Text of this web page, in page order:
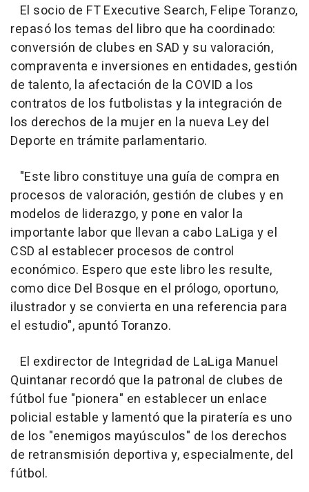
El socio de FT Executive Search, Felipe Toranzo,
repasó los temas del libro que ha coordinado:
conversión de clubes en SAD y su valoración,
compraventa e inversiones en entidades, gestión
de talento, la afectación de la COVID a los
contratos de los futbolistas y la integración de
los derechos de la mujer en la nueva Ley del
Deporte en trámite parlamentario.
"Este libro constituye una guía de compra en
procesos de valoración, gestión de clubes y en
modelos de liderazgo, y pone en valor la
importante labor que llevan a cabo LaLiga y el
CSD al establecer procesos de control
económico. Espero que este libro les resulte,
como dice Del Bosque en el prólogo, oportuno,
ilustrador y se convierta en una referencia para
el estudio", apuntó Toranzo.
El exdirector de Integridad de LaLiga Manuel
Quintanar recordó que la patronal de clubes de
fútbol fue "pionera" en establecer un enlace
policial estable y lamentó que la piratería es uno
de los "enemigos mayúsculos" de los derechos
de retransmisión deportiva y, especialmente, del
fútbol.